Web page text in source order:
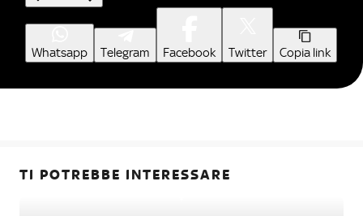
Whatsapp Telegram Facebook Twitter Copia link
TI POTREBBE INTERESSARE